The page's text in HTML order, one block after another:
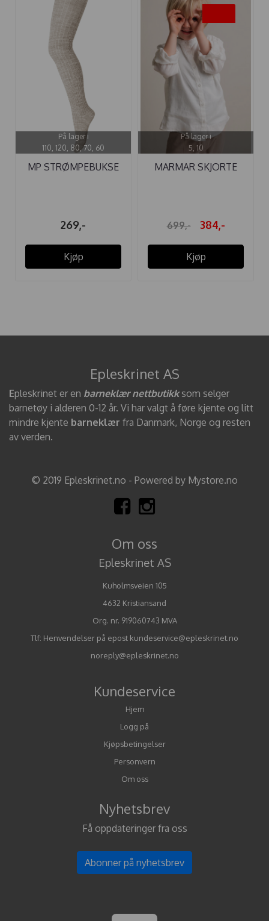
På lager i
110, 120, 80, 70, 60
MP STRØMPEBUKSE
269,-
Kjøp
På lager i
5, 10
MARMAR SKJORTE
699,- 384,-
Kjøp
Epleskrinet AS
Epleskrinet er en barneklær nettbutikksom selger
barnetøy i alderen 0-12 år. Vi har valgt å føre kjente og litt
mindre kjente barneklær fra Danmark, Norge og resten
av verden.
© 2019 Epleskrinet.no - Powered by Mystore.no
Om oss
Epleskrinet AS
Kuholmsveien 105
4632 Kristiansand
Org. nr. 919060743 MVA
Tlf: Henvendelser på epost kundeservice@epleskrinet.no
noreply@epleskrinet.no
Kundeservice
Hjem
Logg på
Kjøpsbetingelser
Personvern
Om oss
Nyhetsbrev
Få oppdateringer fra oss
Abonner på nyhetsbrev